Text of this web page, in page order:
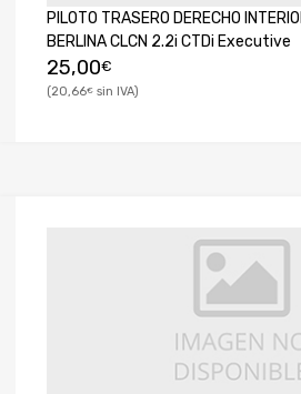
PILOTO TRASERO DERECHO
BERLINA CLCN 2.2i CTDi Executive
25,00€
20,66€